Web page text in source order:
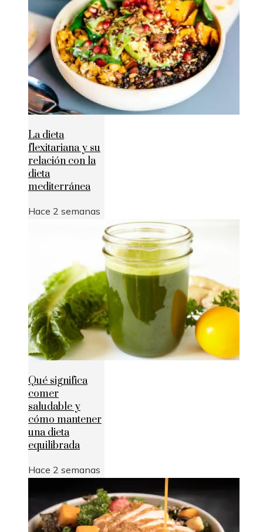
La dieta
flexitariana y su
relación con la
dieta
mediterránea
Hace 2 semanas
Qué significa
comer
saludable y
cómo mantener
una dieta
equilibrada
Hace 2 semanas